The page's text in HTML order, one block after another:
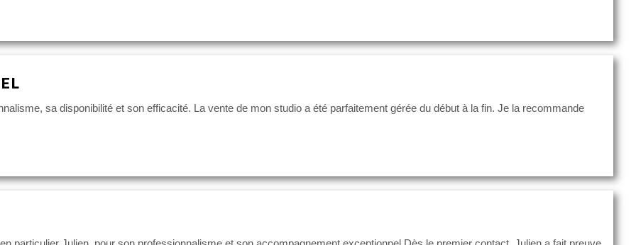
sa disponibilité et son efficacité. La vente de mon studio a été parfaitement gérée du début à la fin. Je la recommande